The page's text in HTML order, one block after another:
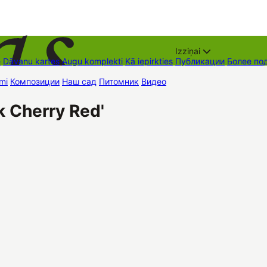
Dāvanu kartes Augu komplekti Kā iepirkties
Izziņai
Публикации Более
Композиции Наш сад Питомник Видео
Cherry Red'